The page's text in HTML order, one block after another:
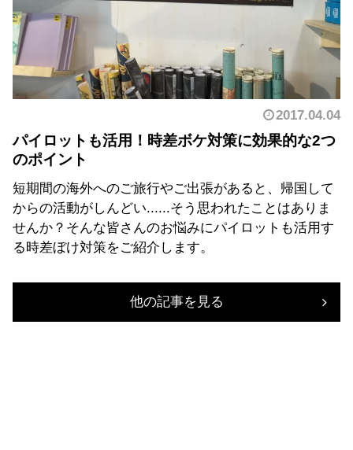
2017.04.04
パイロットも活用！時差ボケ対策に効果的な2つ
のポイント
短期間の海外へのご旅行やご出張があると、帰国して
からの活動がしんどい......そう思われたことはありま
せんか？そんな皆さんのお悩みにパイロットも活用す
る時差ぼけ対策をご紹介します。
他の記事を見る